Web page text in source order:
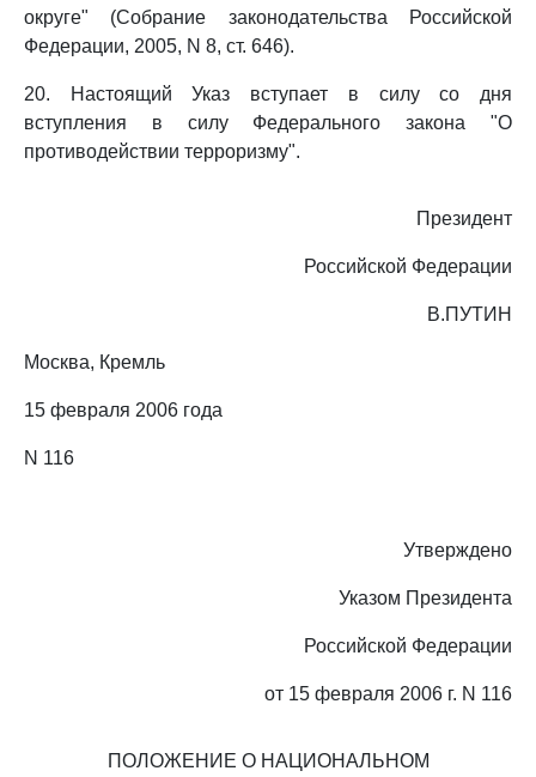
округе" (Собрание законодательства Российской
Федерации, 2005, N 8, ст. 646).
20. Настоящий Указ вступает в силу со дня
вступления в силу Федерального закона "О
противодействии терроризму".
Президент
Российской Федерации
В.ПУТИН
Москва, Кремль
15 февраля 2006 года
N 116
Утверждено
Указом Президента
Российской Федерации
от 15 февраля 2006 г. N 116
ПОЛОЖЕНИЕ О НАЦИОНАЛЬНОМ